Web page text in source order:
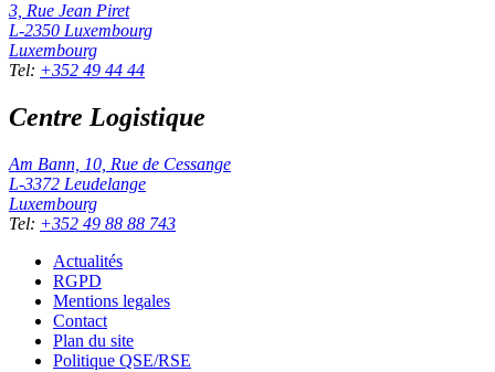
3, Rue Jean Piret
L-2350 Luxembourg
Luxembourg
Tel: +352 49 44 44
Centre Logistique
Am Bann, 10, Rue de Cessange
L-3372 Leudelange
Luxembourg
Tel: +352 49 88 88 743
Actualités
RGPD
Mentions legales
Contact
Plan du site
Politique QSE/RSE